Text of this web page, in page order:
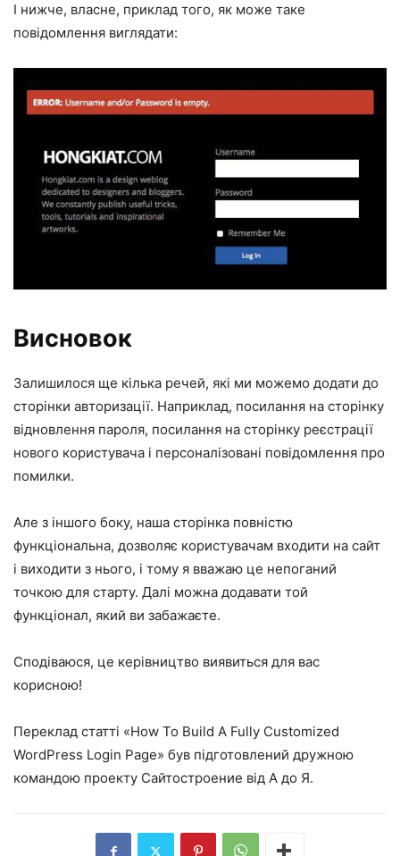
І нижче, власне, приклад того, як може таке
повідомлення виглядати:
Висновок
Залишилося ще кілька речей, які ми можемо додати до
сторінки авторизації. Наприклад, посилання на сторінку
відновлення пароля, посилання на сторінку реєстрації
нового користувача і персоналізовані повідомлення про
помилки.
Але з іншого боку, наша сторінка повністю
функціональна, дозволяє користувачам входити на сайт
і виходити з нього, і тому я вважаю це непоганий
точкою для старту. Далі можна додавати той
функціонал, який ви забажаєте.
Сподіваюся, це керівництво виявиться для вас
корисною!
Переклад статті «How To Build A Fully Customized
WordPress Login Page» був підготовлений дружною
командою проекту Сайтостроение від А до Я.